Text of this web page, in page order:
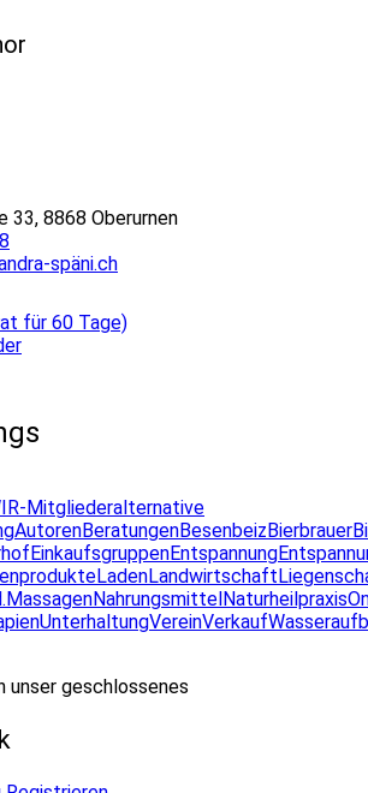
33, 8868 Oberurnen
späni.ch
für 60 Tage)
Mitgliederalternative
AutorenBeratungenBesenbeizBierbrauer
EinkaufsgruppenEntspannung
LadenLandwirtschaft
NahrungsmittelNaturheilpraxis
UnterhaltungVereinVerkauf
unser geschlossenes